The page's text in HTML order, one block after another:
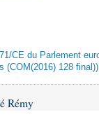
CE du Parlement
(COM(2016) 128 final))
Rémy